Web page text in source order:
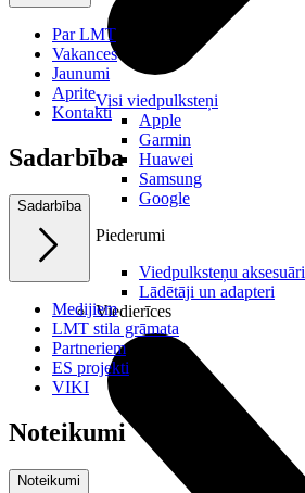
Visi viedpulksteņi
Apple
Garmin
Huawei
Samsung
Google
Piederumi
Viedpulksteņu aksesuāri
Lādētāji un adapteri
Viedierīces
Par LMT
Vakances
Jaunumi
Aprite
Kontakti
Sadarbība
Sadarbība
Medijiem
LMT stila grāmata
Partneriem
ES projekti
VIKI
Noteikumi
Noteikumi